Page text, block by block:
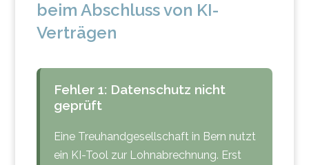
beim Abschluss von KI-
Verträgen
Fehler 1: Datenschutz nicht
geprüft
Eine Treuhandgesellschaft in Bern nutzt
ein KI-Tool zur Lohnabrechnung. Erst